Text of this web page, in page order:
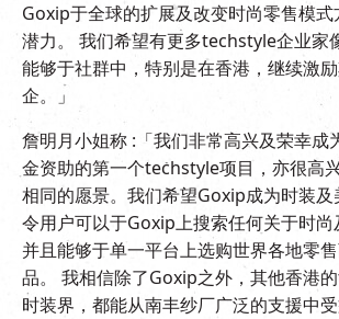
Goxip于全球的扩展及改变时尚零售模
潜力。 我们希望有更多techstyle企业家
能够于社群中，特别是在香港，继续激
企。」
詹明月小姐称 :「我们非常高兴及荣幸成
金资助的第一个techstyle项目，亦很高
相同的愿景。我们希望Goxip成为时装及
令用户可以于Goxip上搜索任何关于时尚
并且能够于单一平台上选购世界各地零
品。 我相信除了Goxip之外，其他香港
时装界，都能从南丰纱厂广泛的支援中